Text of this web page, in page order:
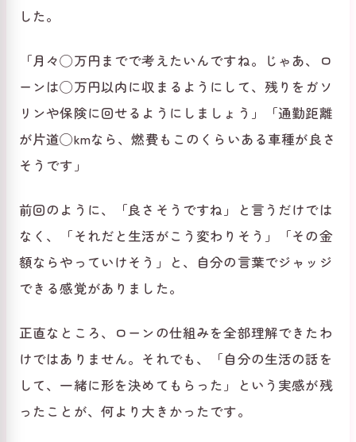
した。
「月々◯万円までで考えたいんですね。じゃあ、ロ
ーンは◯万円以内に収まるようにして、残りをガソ
リンや保険に回せるようにしましょう」「通勤距離
が片道◯kmなら、燃費もこのくらいある車種が良さ
そうです」
前回のように、「良さそうですね」と言うだけでは
なく、「それだと生活がこう変わりそう」「その金
額ならやっていけそう」と、自分の言葉でジャッジ
できる感覚がありました。
正直なところ、ローンの仕組みを全部理解できたわ
けではありません。それでも、「自分の生活の話を
して、一緒に形を決めてもらった」という実感が残
ったことが、何より大きかったです。